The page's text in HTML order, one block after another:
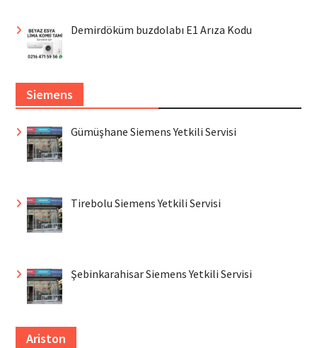
Demirdöküm buzdolabı E1 Arıza Kodu
Siemens
Gümüşhane Siemens Yetkili Servisi
Tirebolu Siemens Yetkili Servisi
Şebinkarahisar Siemens Yetkili Servisi
Ariston